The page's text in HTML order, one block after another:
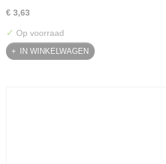
€ 3,63
✓ Op voorraad
IN WINKELWAGEN